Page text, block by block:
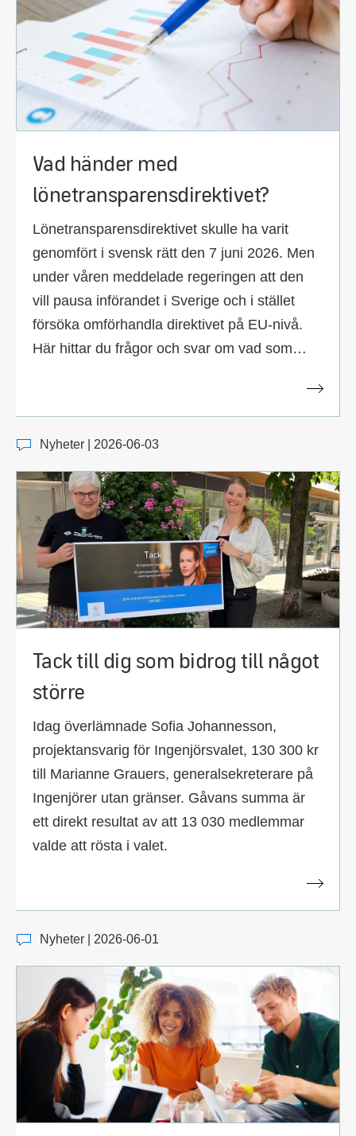
Vad händer med
lönetransparensdirektivet?
Lönetransparensdirektivet skulle ha varit
genomfört i svensk rätt den 7 juni 2026. Men
under våren meddelade regeringen att den
vill pausa införandet i Sverige och i stället
försöka omförhandla direktivet på EU-nivå.
Här hittar du frågor och svar om vad som
Nyheter | 2026-06-03
Tack till dig som bidrog till något
större
Idag överlämnade Sofia Johannesson,
projektansvarig för Ingenjörsvalet, 130 300 kr
till Marianne Grauers, generalsekreterare på
Ingenjörer utan gränser. Gåvans summa är
ett direkt resultat av att 13 030 medlemmar
valde att rösta i valet.
Nyheter | 2026-06-01